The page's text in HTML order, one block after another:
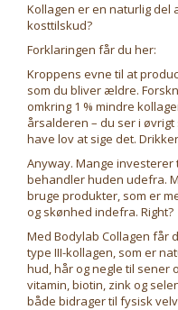
Kollagen er en naturlig del
kosttilskud?
Forklaringen får du her:
Kroppens evne til at
som du bliver ældre.
omkring 1 % mindre
årsalderen – du ser i
have lov at sige det.
Anyway. Mange
behandler huden udefra.
bruge produkter, som er
og skønhed indefra. Right?
Med Bodylab Collagen får
type III-kollagen, som er
hud, hår og negle til sener
vitamin, biotin, zink og
både bidrager til fysisk